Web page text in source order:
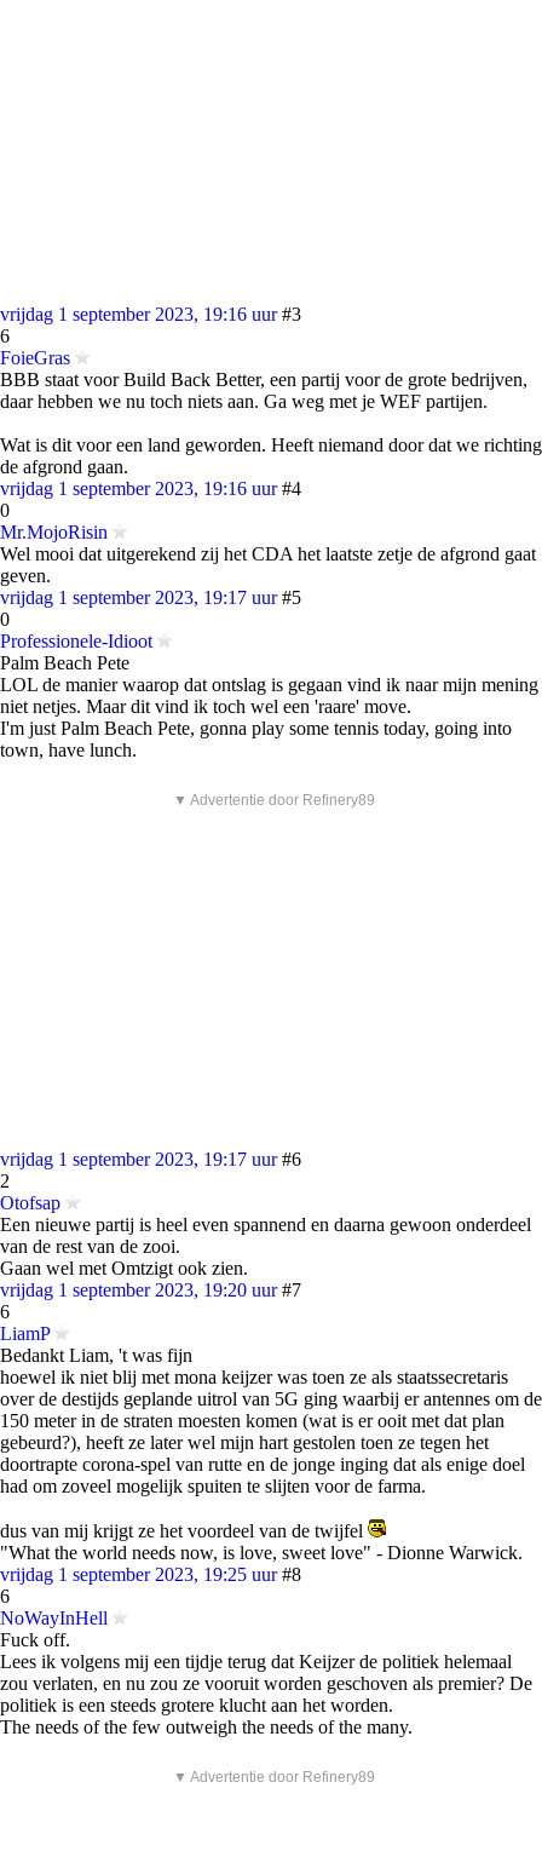
vrijdag 1 september 2023, 19:16 uur #3
6
FoieGras
BBB staat voor Build Back Better, een partij voor de grote bedrijven,
daar hebben we nu toch niets aan. Ga weg met je WEF partijen.
Wat is dit voor een land geworden. Heeft niemand door dat we richting
de afgrond gaan.
vrijdag 1 september 2023, 19:16 uur #4
0
Mr.MojoRisin
Wel mooi dat uitgerekend zij het CDA het laatste zetje de afgrond gaat
geven.
vrijdag 1 september 2023, 19:17 uur #5
0
Professionele-Idioot
Palm Beach Pete
LOL de manier waarop dat ontslag is gegaan vind ik naar mijn mening
niet netjes. Maar dit vind ik toch wel een 'raare' move.
I'm just Palm Beach Pete, gonna play some tennis today, going into
town, have lunch.
▼ Advertentie door Refinery89
vrijdag 1 september 2023, 19:17 uur #6
2
Otofsap
Een nieuwe partij is heel even spannend en daarna gewoon onderdeel
van de rest van de zooi.
Gaan wel met Omtzigt ook zien.
vrijdag 1 september 2023, 19:20 uur #7
6
LiamP
Bedankt Liam, 't was fijn
hoewel ik niet blij met mona keijzer was toen ze als staatssecretaris
over de destijds geplande uitrol van 5G ging waarbij er antennes om de
150 meter in de straten moesten komen (wat is er ooit met dat plan
gebeurd?), heeft ze later wel mijn hart gestolen toen ze tegen het
doortrapte corona-spel van rutte en de jonge inging dat als enige doel
had om zoveel mogelijk spuiten te slijten voor de farma.
dus van mij krijgt ze het voordeel van de twijfel
"What the world needs now, is love, sweet love" - Dionne Warwick.
vrijdag 1 september 2023, 19:25 uur #8
6
NoWayInHell
Fuck off.
Lees ik volgens mij een tijdje terug dat Keijzer de politiek helemaal
zou verlaten, en nu zou ze vooruit worden geschoven als premier? De
politiek is een steeds grotere klucht aan het worden.
The needs of the few outweigh the needs of the many.
▼ Advertentie door Refinery89